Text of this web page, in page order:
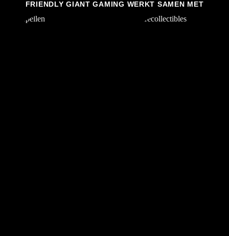
FRIENDLY GIANT GAMING WERKT SAMEN MET